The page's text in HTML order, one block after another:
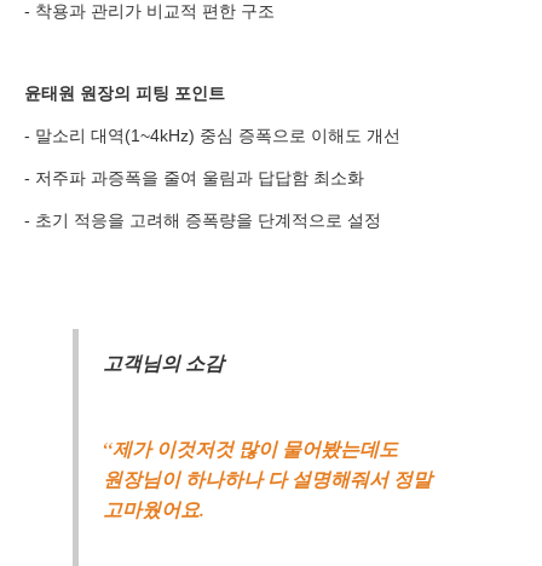
- 착용과 관리가 비교적 편한 구조
윤태원 원장의 피팅 포인트
- 말소리 대역(1~4kHz) 중심 증폭으로 이해도 개선
- 저주파 과증폭을 줄여 울림과 답답함 최소화
- 초기 적응을 고려해 증폭량을 단계적으로 설정
고객님의 소감
“제가 이것저것 많이 물어봤는데도
원장님이 하나하나 다 설명해줘서 정말
고마웠어요.